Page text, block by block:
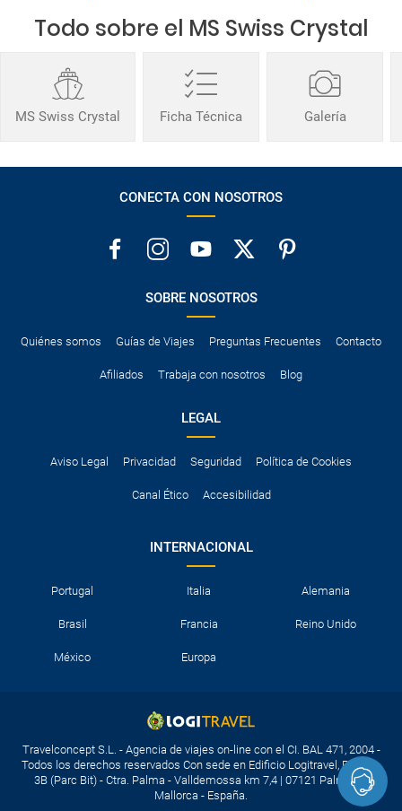
Todo sobre el MS Swiss Crystal
MS Swiss Crystal Ficha Técnica Galería
CONECTA CON NOSOTROS
SOBRE NOSOTROS
Quiénes somos Guías de Viajes Preguntas Frecuentes Contacto
Afiliados Trabaja con nosotros Blog
LEGAL
Aviso Legal Privacidad Seguridad Política de Cookies
Canal Ético Accesibilidad
INTERNACIONAL
Portugal Italia Alemania
Brasil Francia Reino Unido
México Europa
Travelconcept S.L. - Agencia de viajes on-line con el CI. BAL 471, 2004 -
Todos los derechos reservados Con sede en Edificio Logitravel, Parcela
3B (Parc Bit) - Ctra. Palma - Valldemossa km 7,4 | 07121 Palma de
Mallorca - España.